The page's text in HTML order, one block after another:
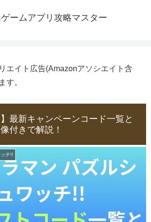
ームアプリ攻略マスター
エイト広告(Amazonアソシエイト含
す。
】最新キャンペーンコード一覧と
付きで解説！
チ!!